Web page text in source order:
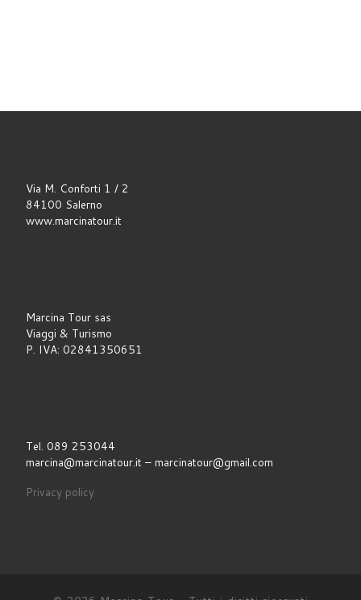
Via M. Conforti 1 / 2
84100 Salerno
www.marcinatour.it
Marcina Tour sas
Viaggi & Turismo
P. IVA: 02841350651
Tel. 089 253044
marcina@marcinatour.it – marcinatour@gmail.com
Privacy policy